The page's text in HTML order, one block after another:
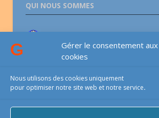
Gérer le consentement aux
cookies
Nous utilisons des cookies uniquement
pour optimiser notre site web et notre service.
QUI NOUS SOMMES
Association lesGauchers.com